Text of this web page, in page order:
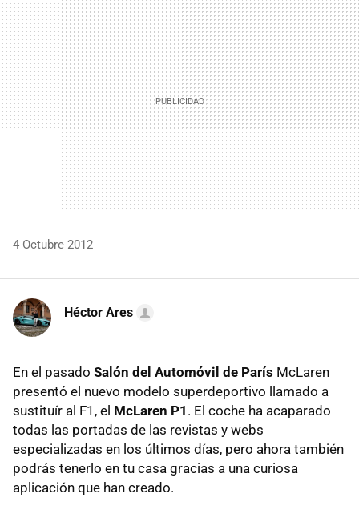
MAIL
4 Octubre 2012
Héctor Ares
En el pasado Salón del Automóvil de París McLaren
presentó el nuevo modelo superdeportivo llamado a
sustituír al F1, el McLaren P1 . El coche ha acaparado
todas las portadas de las revistas y webs
especializadas en los últimos días, pero ahora también
podrás tenerlo en tu casa gracias a una curiosa
aplicación que han creado.